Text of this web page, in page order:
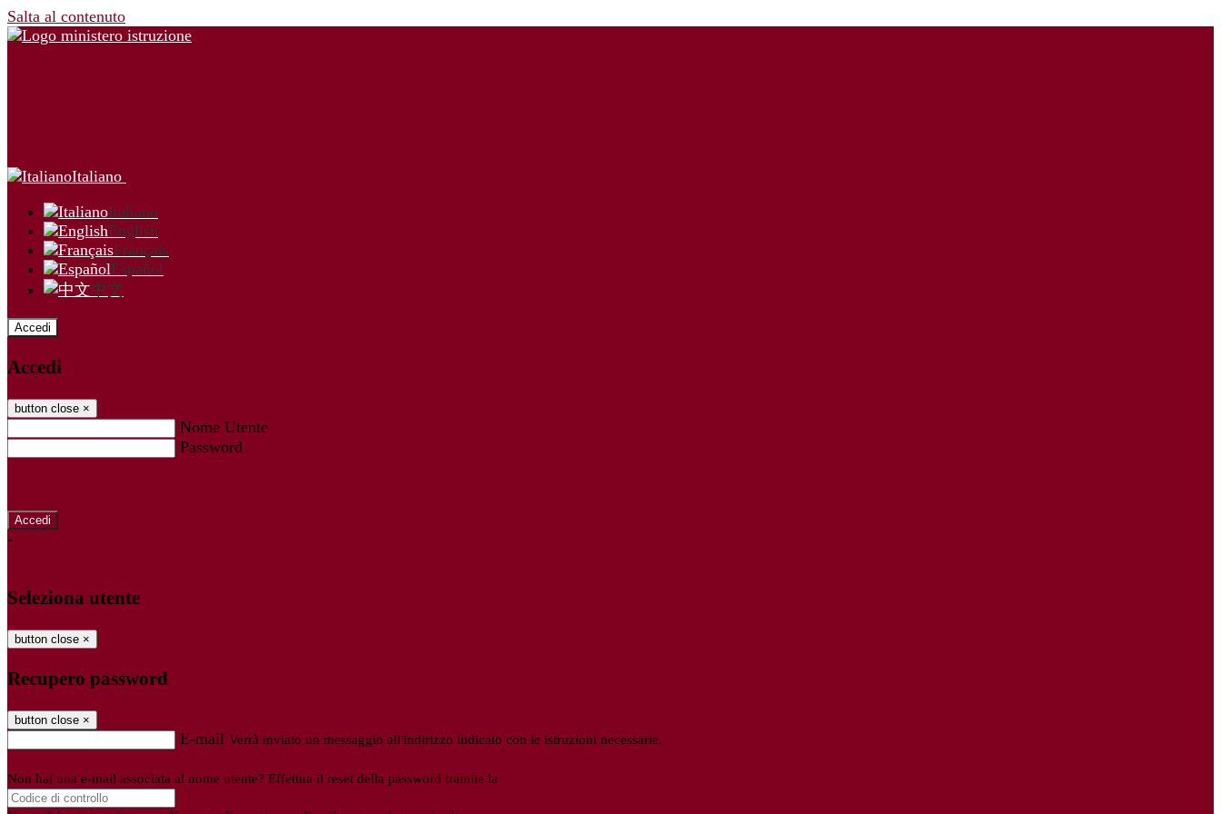
Salta al contenuto
Italiano
Italiano
English
Français
Español
中文
Accedi
Accedi
button close ×
Nome Utente
Password
-
Seleziona utente
button close ×
Recupero password
button close ×
E-mail Verrà inviato un messaggio all'indirizzo indicato con le istruzioni necessarie.
Non hai una e-mail associata al nome utente? Effettua il reset della password tramite la